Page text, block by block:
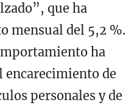
que ha
mensual del 5,2 %.
ha
encarecimiento de
personales y de